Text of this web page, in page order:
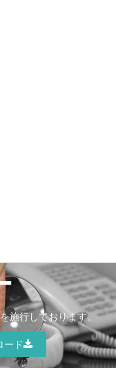
施行しております。
ード